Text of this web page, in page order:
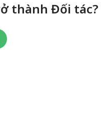
thành Đối tác?